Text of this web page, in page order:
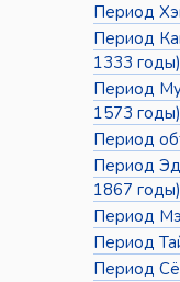
Период
Период
1333 годы)
Период
1573 годы)
Период
Период
1867 годы)
Период
Период
Период